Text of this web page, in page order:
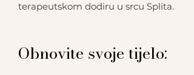
terapeutskom dodiru u srcu Splita.
Obnovite svoje tijelo: